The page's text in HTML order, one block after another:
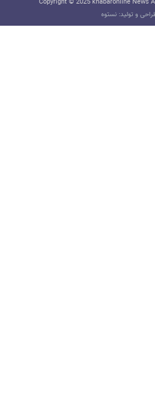
Copyright © 2025 khabaronline News
و تولید: نستوه